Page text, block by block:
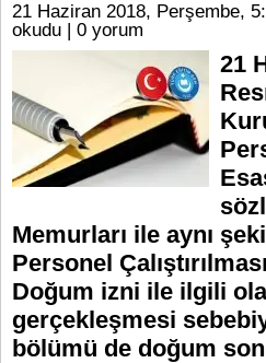
21 Haziran 2018, Perşembe,
okudu | 0 yorum
21
Memurları ile aynı
Personel
Doğum izni ile ilgili
gerçekleşmesi
bölümü de doğum